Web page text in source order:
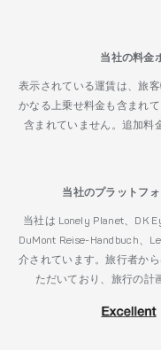
当社の料金
表示されている運賃は、旅
かなる上乗せ料金も含まれ
含まれていません。追加料
当社のプラットフ
当社は Lonely Planet、DK
DuMont Reise-Handbuch、
介されています。旅行者か
ただいており、旅行の計